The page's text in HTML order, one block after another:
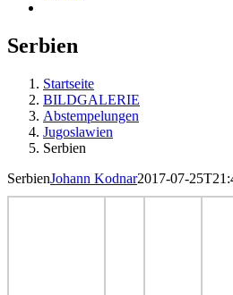
Serbien
Startseite
BILDGALERIE
Abstempelungen
Jugoslawien
Serbien
SerbienJohann Kodnar2017-07-